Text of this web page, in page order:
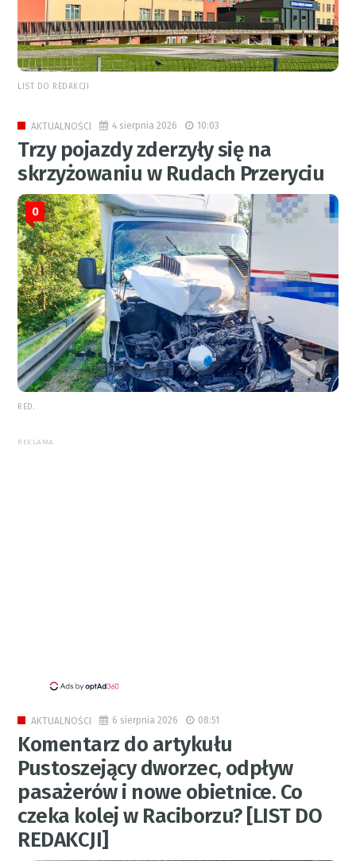
LIST DO REDAKCJI
AKTUALNOŚCI 4 sierpnia 2026 10:03
Trzy pojazdy zderzyły się na
skrzyżowaniu w Rudach Przeryciu
0
RED.
REKLAMA
AKTUALNOŚCI 6 sierpnia 2026 08:51
Komentarz do artykułu
Pustoszejący dworzec, odpływ
pasażerów i nowe obietnice. Co
czeka kolej w Raciborzu? [LIST DO
REDAKCJI]